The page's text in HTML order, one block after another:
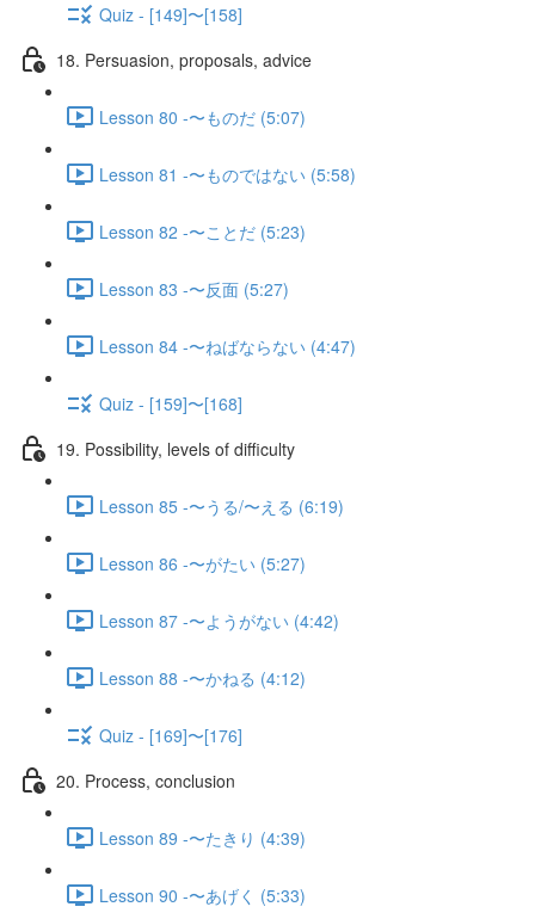
Quiz - [149]〜[158]
18. Persuasion, proposals, advice
Lesson 80 -〜ものだ (5:07)
Lesson 81 -〜ものではない (5:58)
Lesson 82 -〜ことだ (5:23)
Lesson 83 -〜反面 (5:27)
Lesson 84 -〜ねばならない (4:47)
Quiz - [159]〜[168]
19. Possibility, levels of difficulty
Lesson 85 -〜うる/〜える (6:19)
Lesson 86 -〜がたい (5:27)
Lesson 87 -〜ようがない (4:42)
Lesson 88 -〜かねる (4:12)
Quiz - [169]〜[176]
20. Process, conclusion
Lesson 89 -〜たきり (4:39)
Lesson 90 -〜あげく (5:33)